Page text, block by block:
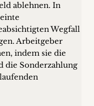
ablehnen. In
Wegfall
Arbeitgeber
indem sie die
die Sonderzahlung